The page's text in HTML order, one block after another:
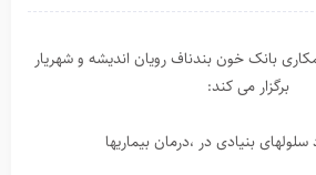
بانک خون بندناف رویان اندیشه و شهریار
برگزار می کند:
سلولهای بنیادی در ،درمان بیماریها